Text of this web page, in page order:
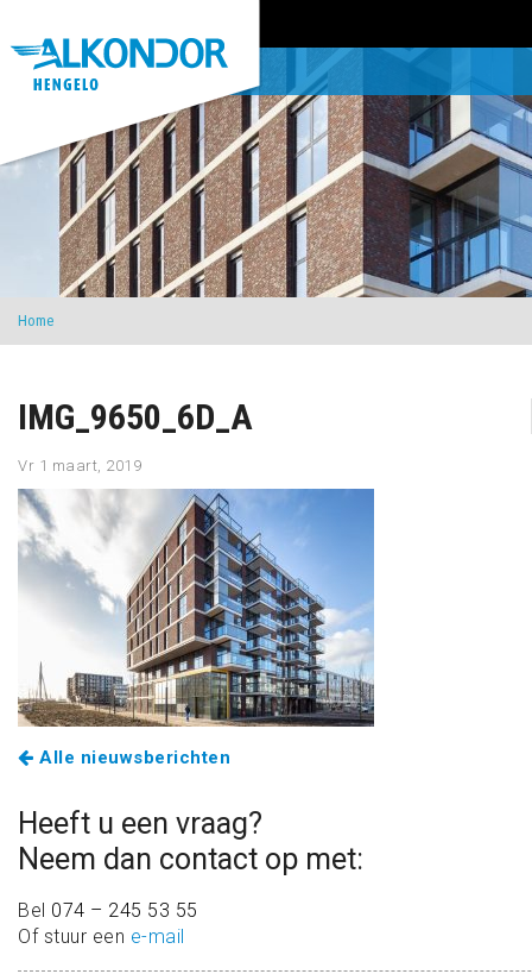
Home
IMG_9650_6D_A
Vr 1 maart, 2019
Alle nieuwsberichten
Heeft u een vraag?
Neem dan contact op met:
Bel 074 – 245 53 55
Of stuur een e-mail